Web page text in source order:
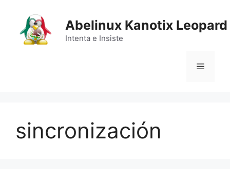
contenido
Abelinux Kanotix Leopard
Intenta e Insiste
Menú
sincronización